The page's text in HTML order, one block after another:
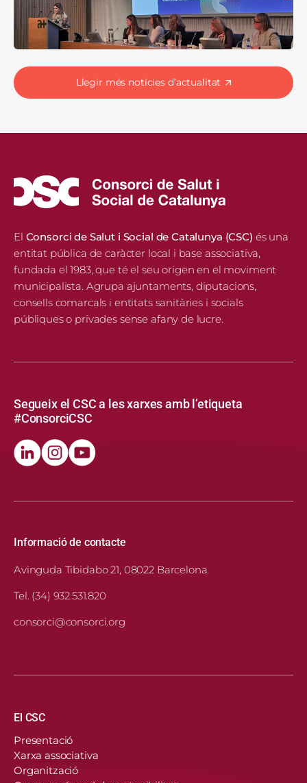
Llegir més notícies d’actualitat
El Consorci de Salut i Social de Catalunya (CSC) és una
entitat pública de caràcter local i base associativa,
fundada el 1983, que té el seu origen en el moviment
municipalista. Agrupa ajuntaments, diputacions,
consells comarcals i entitats sanitàries i socials
públiques o privades sense afany de lucre.
Segueix el CSC a les xarxes amb l’etiqueta
#ConsorciCSC
Informació de contacte
Avinguda Tibidabo 21, 08022 Barcelona.
Tel. (34) 932.531.820
consorci@consorci.org
Navegació principal
El CSC
Presentació
Xarxa associativa
Organització